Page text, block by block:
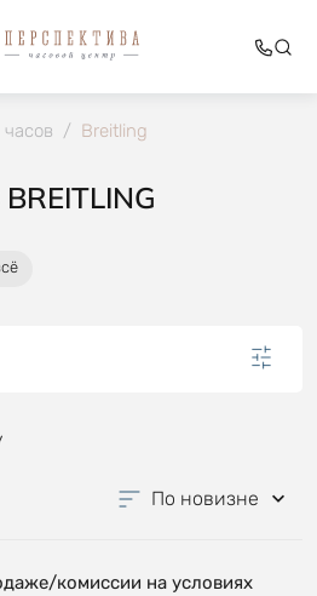
/ Breitling
По новизне
комиссии на условиях